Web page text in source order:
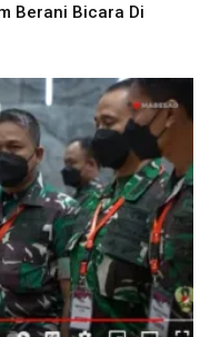
Berani Bicara Di